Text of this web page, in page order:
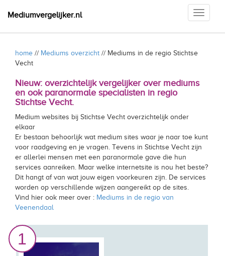
Toggle
Mediumvergelijker.nl
home // Mediums overzicht // Mediums in de regio Stichtse
Vecht
Nieuw: overzichtelijk vergelijker over mediums
en ook paranormale specialisten in regio
Stichtse Vecht.
Medium websites bij Stichtse Vecht overzichtelijk onder
elkaar
Er bestaan behoorlijk wat medium sites waar je naar toe kunt
voor raadgeving en je vragen. Tevens in Stichtse Vecht zijn
er allerlei mensen met een paranormale gave die hun
services aanreiken. Maar welke internetsite is nou het beste?
Dit hangt af van wat jouw eigen voorkeuren zijn. De services
worden op verschillende wijzen aangereikt op de sites.
Vind hier ook meer over : Mediums in de regio van
Veenendaal
1